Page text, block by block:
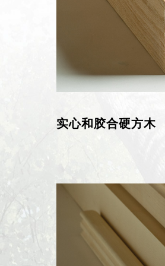
实心和胶合硬方木